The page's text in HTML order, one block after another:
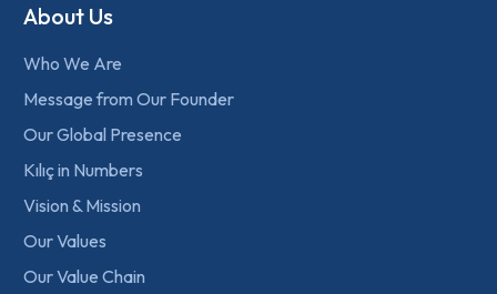
About Us
Who We Are
Message from Our Founder
Our Global Presence
Kılıç in Numbers
Vision & Mission
Our Values
Our Value Chain